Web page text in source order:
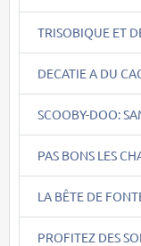
TRISOBIQUE ET
DECATIE A DU
SCOOBY-DOO:
PAS BONS LES
LA BÊTE DE
PROFITEZ DES